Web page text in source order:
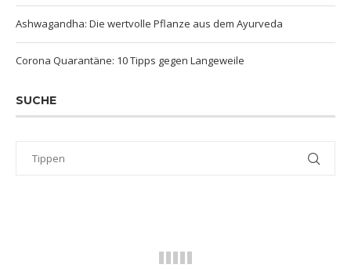
Ashwagandha: Die wertvolle Pflanze aus dem Ayurveda
Corona Quarantäne: 10 Tipps gegen Langeweile
SUCHE